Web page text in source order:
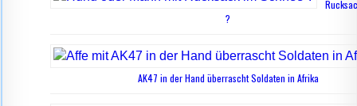
?
AK47 in der Hand überrascht Soldaten in Afrika